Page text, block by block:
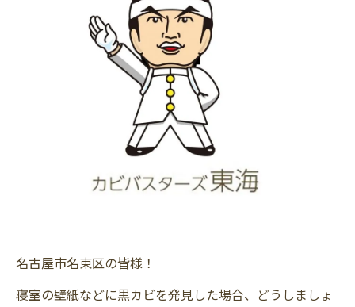
名古屋市名東区の皆様！
寝室の壁紙などに黒カビを発見した場合、どうしましょ